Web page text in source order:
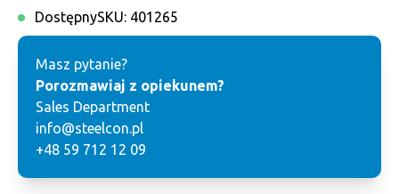
DostępnySKU: 401265
Masz pytanie?
Porozmawiaj z opiekunem?
Sales Department
info@steelcon.pl
+48 59 712 12 09